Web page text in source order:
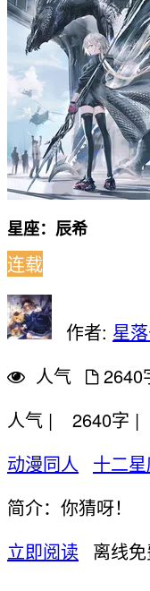
星座：辰希
连载
作者: 星
人气
2640
人气 |
2640字 |
动漫同人
十二
简介：你猜呀！
立即阅读
离线